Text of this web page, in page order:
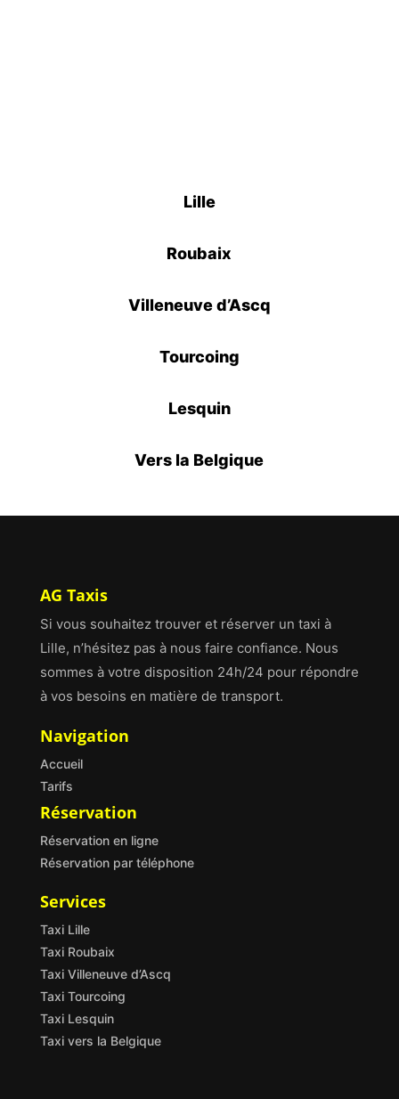
Lille
Roubaix
Villeneuve d’Ascq
Tourcoing
Lesquin
Vers la Belgique
AG Taxis
Si vous souhaitez trouver et réserver un taxi à
Lille, n’hésitez pas à nous faire confiance. Nous
sommes à votre disposition 24h/24 pour répondre
à vos besoins en matière de transport.
Navigation
Accueil
Tarifs
Réservation
Réservation en ligne
Réservation par téléphone
Services
Taxi Lille
Taxi Roubaix
Taxi Villeneuve d’Ascq
Taxi Tourcoing
Taxi Lesquin
Taxi vers la Belgique